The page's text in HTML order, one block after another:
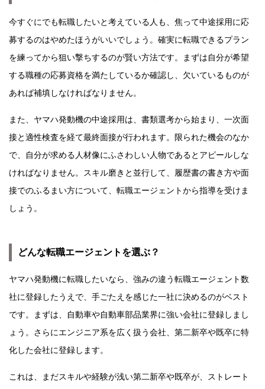
今すぐにでも転職したいと考えている人も、焦って中途採用に応
募するのはやめたほうがいいでしょう。確実に転職できるプラン
を練ってから狙い撃ちするのが賢い方法です。まずは自分が希望
する職種の応募資格を満たしているか確認し、欠いているものが
あれば補填しなければなりません。
また、ヤマハ発動機の中途採用は、書類選考から始まり、一次面
接と適性検査を経て最終面接が行われます。限られた機会のなか
で、自分が求める人材像にふさわしい人物であるとアピールしな
ければなりません。スキル磨きと並行して、履歴書の書き方や面
接でのふるまい方について、転職エージェントから指導を受けま
しょう。
どんな転職エージェントを選ぶ？
ヤマハ発動機に転職したいなら、強みの違う転職エージェント数
社に登録したうえで、手ごたえを感じた一社に決めるのがベスト
です。まずは、自動車や自動車部品業界に強い会社に登録しまし
ょう。さらにエンジニア系を広く扱う会社、第二新卒や既卒に特
化した会社に登録します。
これは、まだスキルや経験が浅い第二新卒や既卒が、ストレート